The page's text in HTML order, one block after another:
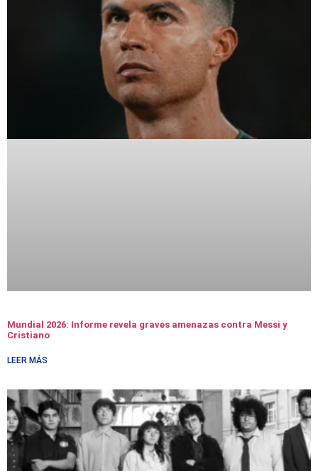
Mundial 2026: Informe revela graves amenazas contra Messi y
Cristiano
LEER MÁS